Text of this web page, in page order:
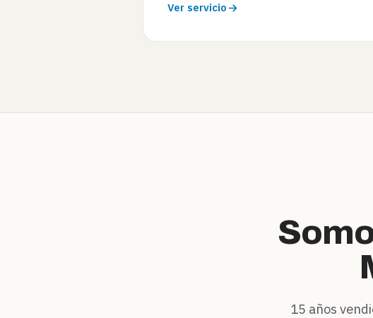
Ver servicio
15 años